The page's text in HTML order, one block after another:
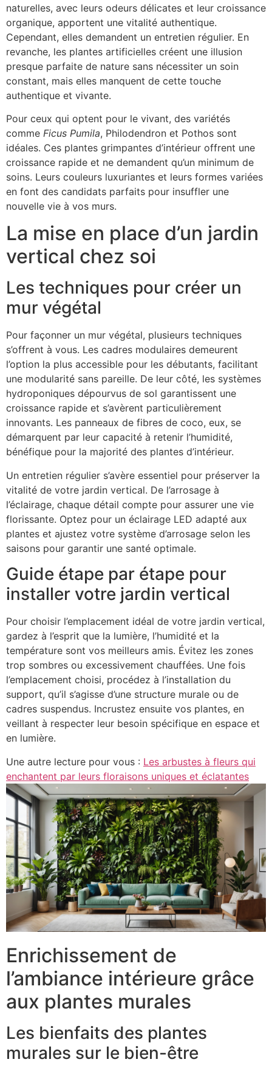
naturelles, avec leurs odeurs délicates et leur croissance
organique, apportent une vitalité authentique.
Cependant, elles demandent un entretien régulier. En
revanche, les plantes artificielles créent une illusion
presque parfaite de nature sans nécessiter un soin
constant, mais elles manquent de cette touche
authentique et vivante.
Pour ceux qui optent pour le vivant, des variétés
comme Ficus Pumila, Philodendron et Pothos sont
idéales. Ces plantes grimpantes d’intérieur offrent une
croissance rapide et ne demandent qu’un minimum de
soins. Leurs couleurs luxuriantes et leurs formes variées
en font des candidats parfaits pour insuffler une
nouvelle vie à vos murs.
La mise en place d’un jardin
vertical chez soi
Les techniques pour créer un
mur végétal
Pour façonner un mur végétal, plusieurs techniques
s’offrent à vous. Les cadres modulaires demeurent
l’option la plus accessible pour les débutants, facilitant
une modularité sans pareille. De leur côté, les systèmes
hydroponiques dépourvus de sol garantissent une
croissance rapide et s’avèrent particulièrement
innovants. Les panneaux de fibres de coco, eux, se
démarquent par leur capacité à retenir l’humidité,
bénéfique pour la majorité des plantes d’intérieur.
Un entretien régulier s’avère essentiel pour préserver la
vitalité de votre jardin vertical. De l’arrosage à
l’éclairage, chaque détail compte pour assurer une vie
florissante. Optez pour un éclairage LED adapté aux
plantes et ajustez votre système d’arrosage selon les
saisons pour garantir une santé optimale.
Guide étape par étape pour
installer votre jardin vertical
Pour choisir l’emplacement idéal de votre jardin vertical,
gardez à l’esprit que la lumière, l’humidité et la
température sont vos meilleurs amis. Évitez les zones
trop sombres ou excessivement chauffées. Une fois
l’emplacement choisi, procédez à l’installation du
support, qu’il s’agisse d’une structure murale ou de
cadres suspendus. Incrustez ensuite vos plantes, en
veillant à respecter leur besoin spécifique en espace et
en lumière.
Une autre lecture pour vous : Les arbustes à fleurs qui
enchantent par leurs floraisons uniques et éclatantes
Enrichissement de
l’ambiance intérieure grâce
aux plantes murales
Les bienfaits des plantes
murales sur le bien-être